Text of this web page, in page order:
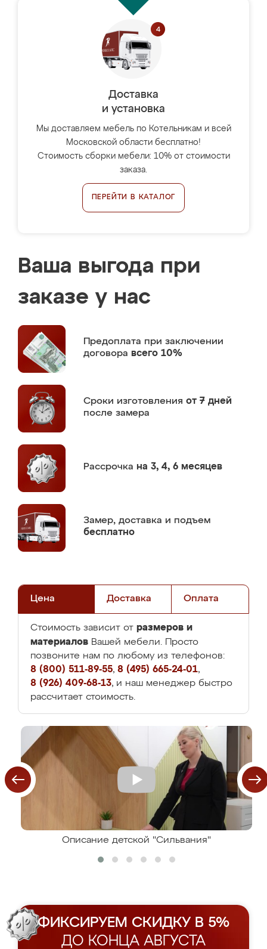
Доставка
и установка
Мы доставляем мебель по Котельникам и всей
Московской области бесплатно!
Стоимость сборки мебели: 10% от стоимости
заказа.
ПЕРЕЙТИ В КАТАЛОГ
Ваша выгода при
заказе у нас
Предоплата при заключении
договора всего 10%
Сроки изготовления от 7 дней
после замера
Рассрочка на 3, 4, 6 месяцев
Замер, доставка и подъем
бесплатно
Цена Доставка Оплата
Стоимость зависит от размеров и
материалов Вашей мебели. Просто
позвоните нам по любому из телефонов:
8 (800) 511-89-55, 8 (495) 665-24-01,
8 (926) 409-68-13, и наш менеджер быстро
рассчитает стоимость.
Описание детской "Сильвания"
ФИКСИРУЕМ СКИДКУ В 5%
ДО КОНЦА АВГУСТА